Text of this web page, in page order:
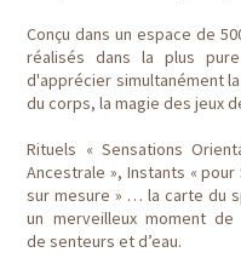
Conçu dans un espace de
réalisés dans la plus
d'apprécier simultanément
du corps, la magie des jeux
Rituels « Sensations
Ancestrale », Instants « pour
sur mesure » … la carte du
un merveilleux moment
de senteurs et d’eau.